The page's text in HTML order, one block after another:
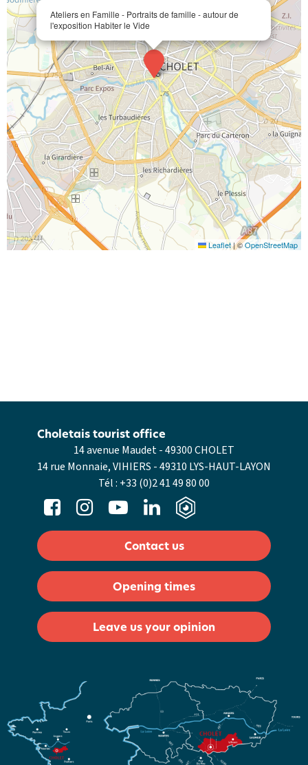
Ateliers en Famille - Portraits de famille - autour de
l'exposition Habiter le Vide
Leaflet|©OpenStreetMap
14 avenue Maudet - 49300 CHOLET
14 rue Monnaie, VIHIERS - 49310 LYS-HAUT-LAYON
Tél : +33 (0)2 41 49 80 00
Choletais tourist office
Contact us
Opening times
Leave us your opinion